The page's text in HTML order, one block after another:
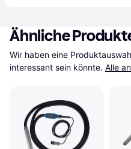
Ähnliche
Wir haben eine
interessant sein könnte. Alle